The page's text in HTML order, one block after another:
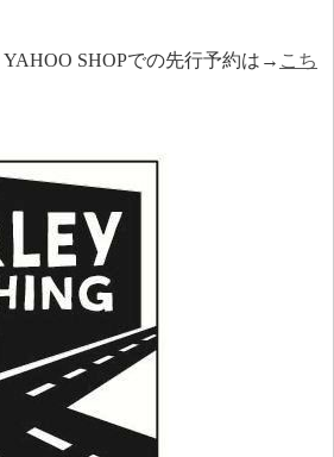
SHOPでの先行予約は→ こち